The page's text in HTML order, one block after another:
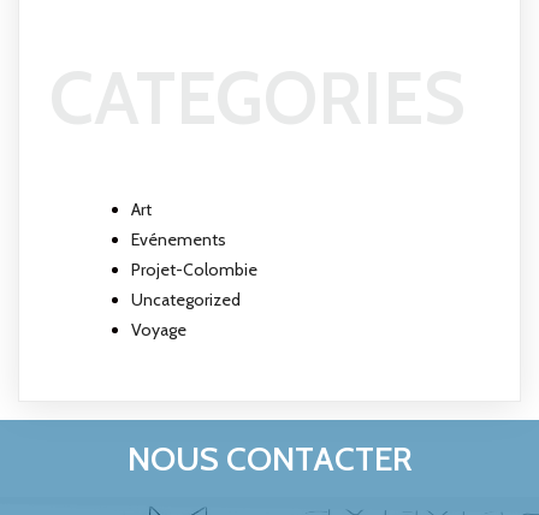
Art
Evénements
Projet-Colombie
Uncategorized
Voyage
NOUS CONTACTER